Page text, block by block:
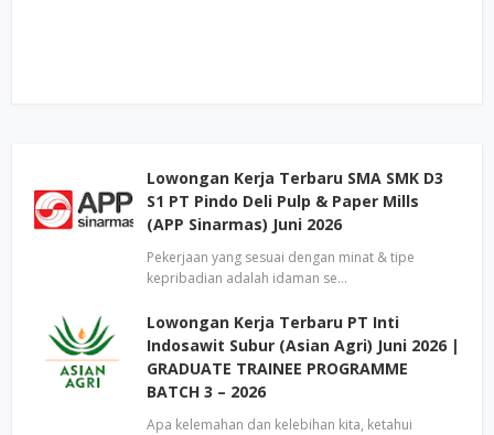
Lowongan Kerja Terbaru SMA SMK D3
S1 PT Pindo Deli Pulp & Paper Mills
(APP Sinarmas) Juni 2026
Pekerjaan yang sesuai dengan minat & tipe
kepribadian adalah idaman se…
Lowongan Kerja Terbaru PT Inti
Indosawit Subur (Asian Agri) Juni 2026 |
GRADUATE TRAINEE PROGRAMME
BATCH 3 – 2026
Apa kelemahan dan kelebihan kita, ketahui